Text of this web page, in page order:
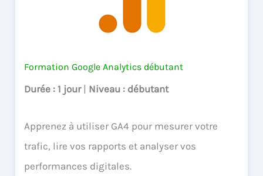
Formation Google Analytics débutant
Durée : 1 jour | Niveau : débutant
Apprenez à utiliser GA4 pour mesurer votre
trafic, lire vos rapports et analyser vos
performances digitales.